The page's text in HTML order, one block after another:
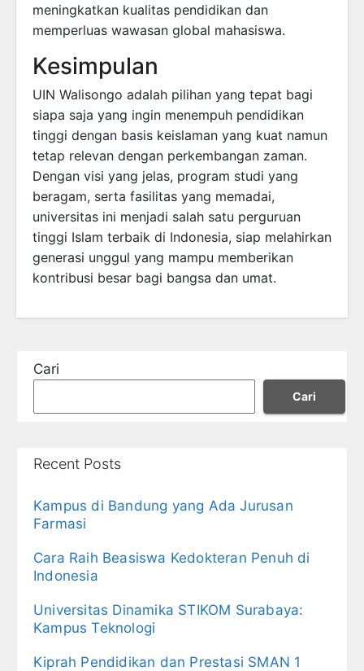
meningkatkan kualitas pendidikan dan
memperluas wawasan global mahasiswa.
Kesimpulan
UIN Walisongo adalah pilihan yang tepat bagi
siapa saja yang ingin menempuh pendidikan
tinggi dengan basis keislaman yang kuat namun
tetap relevan dengan perkembangan zaman.
Dengan visi yang jelas, program studi yang
beragam, serta fasilitas yang memadai,
universitas ini menjadi salah satu perguruan
tinggi Islam terbaik di Indonesia, siap melahirkan
generasi unggul yang mampu memberikan
kontribusi besar bagi bangsa dan umat.
Cari
Cari
Recent Posts
Kampus di Bandung yang Ada Jurusan
Farmasi
Cara Raih Beasiswa Kedokteran Penuh di
Indonesia
Universitas Dinamika STIKOM Surabaya:
Kampus Teknologi
Kiprah Pendidikan dan Prestasi SMAN 1